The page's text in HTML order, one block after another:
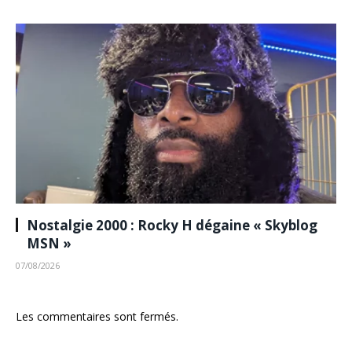
Nostalgie 2000 : Rocky H dégaine « Skyblog
MSN »
07/08/2026
Les commentaires sont fermés.